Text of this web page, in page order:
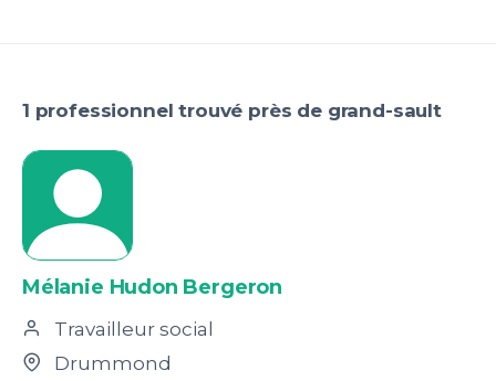
1 professionnel trouvé près de grand-sault
Mélanie Hudon Bergeron
Travailleur social
Drummond